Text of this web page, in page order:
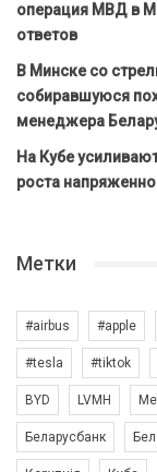
операция МВД в
ответов
В Минске со
собиравшуюся
менеджера
На Кубе
роста
Метки
#airbus #apple
#tesla #tiktok
BYD LVMH
Беларусбанк